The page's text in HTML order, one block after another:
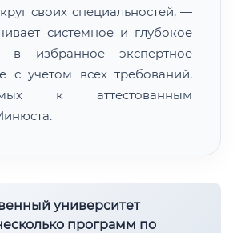
своих специальностей, —
системное и глубокое
в избранное экспертное
с учётом всех требований,
к аттестованным
университет
программ по